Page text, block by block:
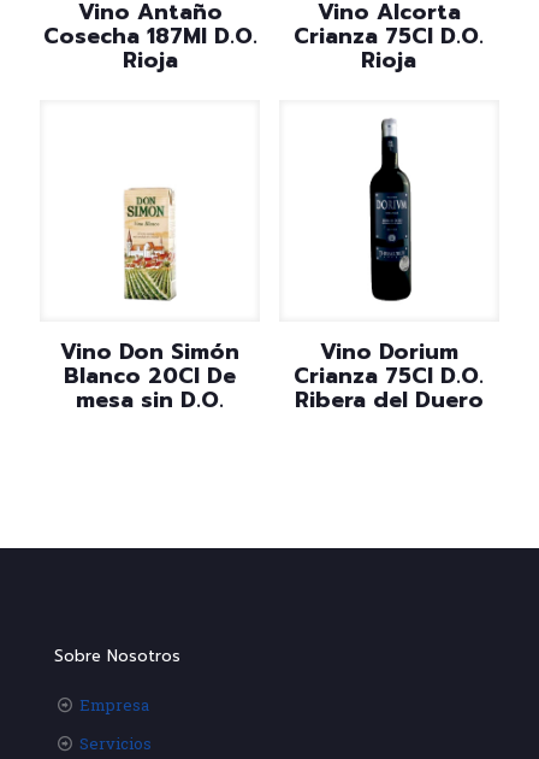
Vino Antaño
Cosecha 187Ml D.O.
Rioja
Vino Alcorta
Crianza 75Cl D.O.
Rioja
Vino Don Simón
Blanco 20Cl De
mesa sin D.O.
Vino Dorium
Crianza 75Cl D.O.
Ribera del Duero
Sobre Nosotros
Empresa
Servicios